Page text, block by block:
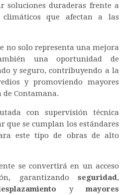
soluciones duraderas frente a
que afectan a las
no solo representa una mejora
una oportunidad de
y seguro, contribuyendo a la
y promoviendo mayores
Contamana.
con supervisión técnica
que se cumplan los estándares
este tipo de obras de alto
se convertirá en un acceso
garantizando seguridad,
ymayores